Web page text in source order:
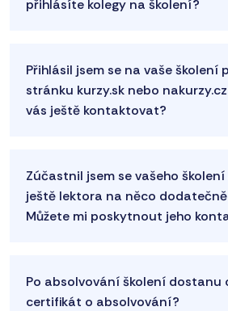
přihlásíte kolegy na školení?
Přihlásil jsem se na vaše školení
stránku kurzy.sk nebo
vás ještě kontaktovat?
Zúčastnil jsem se vašeho
ještě lektora na něco
Můžete mi poskytnout jeho
Po absolvování školení dostanu
certifikát o absolvování?